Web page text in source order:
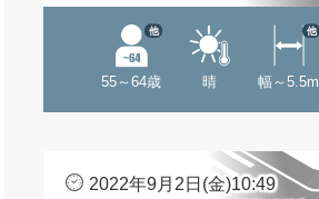
55～64歳
他
晴 幅～5.5m
他
2022年9月2日(金)10:49